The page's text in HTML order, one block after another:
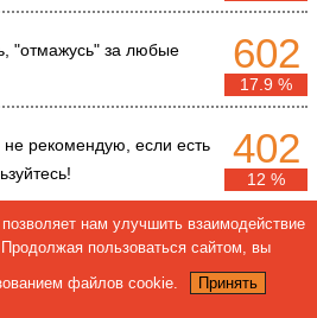
"отмажусь" за любые
602
17.9 %
рекомендую, если есть
402
12 %
нам улучшить взаимодействие
пользоваться сайтом, вы
файлов cookie.
Принять